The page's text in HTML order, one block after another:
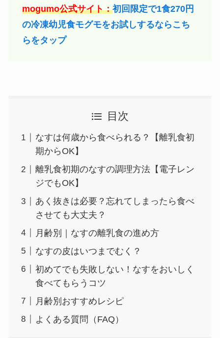
mogumo公式サイト：初回限定で1食270円
の冷凍幼児食モグモをお試しするならこち
らをタップ
目次
なすは何歳から食べられる？【離乳食初
期からOK】
離乳食初期のなすの調理方法【電子レン
ジでもOK】
あく抜きは必要？忘れてしまったら食べ
させても大丈夫？
月齢別｜なすの離乳食の進め方
なすの皮はいつまでむく？
初めてでも失敗しない！なすをおいしく
食べてもらうコツ
月齢別おすすめレシピ
よくある質問（FAQ）